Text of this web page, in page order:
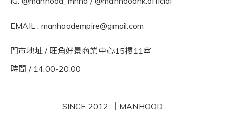
EMAIL : manhoodempire@gmail.com
門市地址 / 旺角好景商業中心15樓11室
時間 / 14:00-20:00
SINCE 2012 ｜MANHOOD